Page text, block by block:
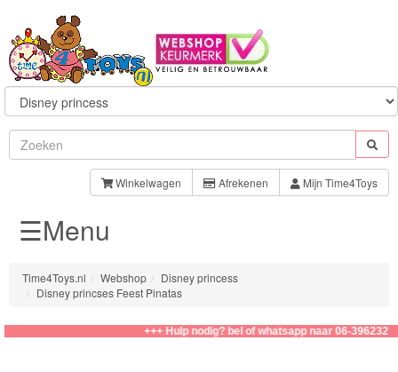
Winkelwagen Afrekenen Mijn Time4Toys
Sylvanian
Families
Aquabeads
Baby
Born
Baby
☰Menu
Time4Toys.nl Webshop
Disney princess
Disney princses Feest Pinatas
+++ Hulp nodig? bel of whatsapp naar 06-39623276